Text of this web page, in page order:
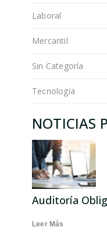
Laboral
Mercantil
Sin Categoría
Tecnología
NOTICIAS
Auditoría
Leer Más